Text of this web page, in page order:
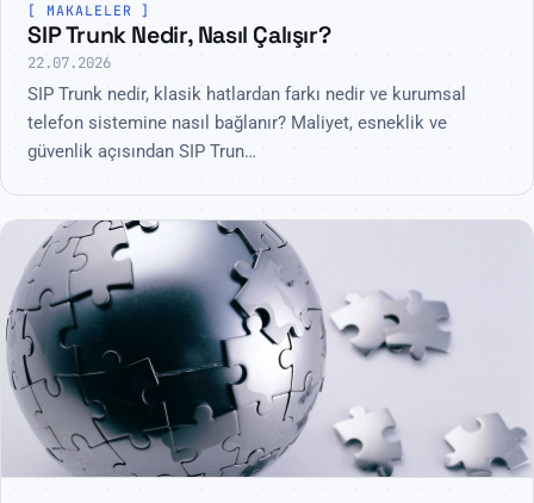
MAKALELER
SIP Trunk Nedir, Nasıl Çalışır?
22.07.2026
SIP Trunk nedir, klasik hatlardan farkı nedir ve kurumsal
telefon sistemine nasıl bağlanır? Maliyet, esneklik ve
güvenlik açısından SIP Trun…